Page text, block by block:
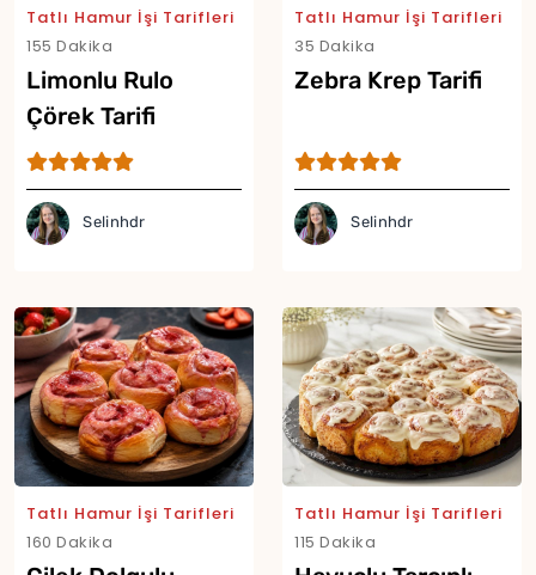
Tatlı Hamur İşi Tarifleri
155 Dakika
Limonlu Rulo
Çörek Tarifi
Selinhdr
Tatlı Hamur İşi Tarifleri
35 Dakika
Zebra Krep Tarifi
Selinhdr
Tatlı Hamur İşi Tarifleri
160 Dakika
Tatlı Hamur İşi Tarifleri
115 Dakika